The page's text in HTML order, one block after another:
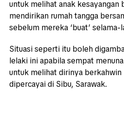
untuk melihat anak kesayangan
mendirikan rumah tangga
sebelum mereka ‘buat’ selama-
Situasi seperti itu boleh
lelaki ini apabila sempat
untuk melihat dirinya berkahwin
dipercayai di Sibu, Sarawak.